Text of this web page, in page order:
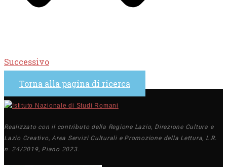
Successivo
Torna alla pagina di ricerca
Realizzato con il contributo della Regione Lazio, Direzione Cultura e
Lazio Creativo, Area Servizi Culturali e Promozione della Lettura, L.R.
n. 24/2019, Piano 2023.